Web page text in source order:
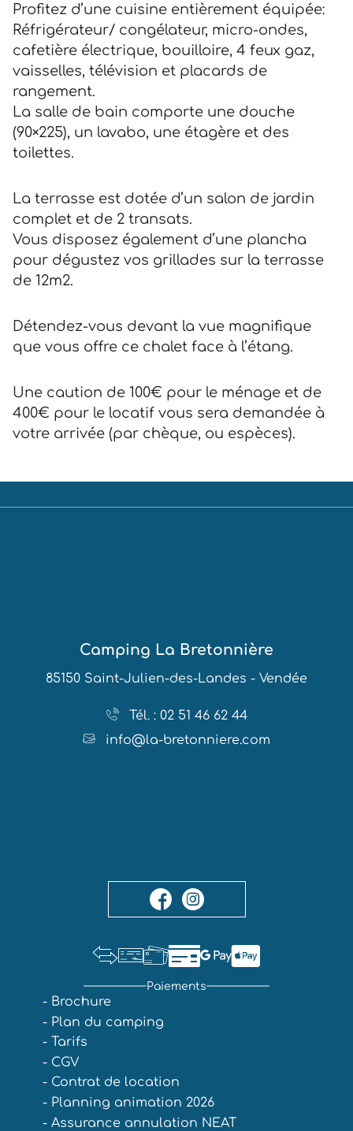
Profitez d’une cuisine entièrement équipée:
Réfrigérateur/ congélateur, micro-ondes,
cafetière électrique, bouilloire, 4 feux gaz,
vaisselles, télévision et placards de
rangement.
La salle de bain comporte une douche
(90×225), un lavabo, une étagère et des
toilettes.
La terrasse est dotée d’un salon de jardin
complet et de 2 transats.
Vous disposez également d’une plancha
pour dégustez vos grillades sur la terrasse
de 12m2.
Détendez-vous devant la vue magnifique
que vous offre ce chalet face à l’étang.
Une caution de 100€ pour le ménage et de
400€ pour le locatif vous sera demandée à
votre arrivée (par chèque, ou espèces).
Camping La Bretonnière
85150 Saint-Julien-des-Landes - Vendée
Tél. : 02 51 46 62 44
info@la-bretonniere.com
Paiements
- Brochure
- Plan du camping
- Tarifs
- CGV
- Contrat de location
- Planning animation 2026
- Assurance annulation NEAT